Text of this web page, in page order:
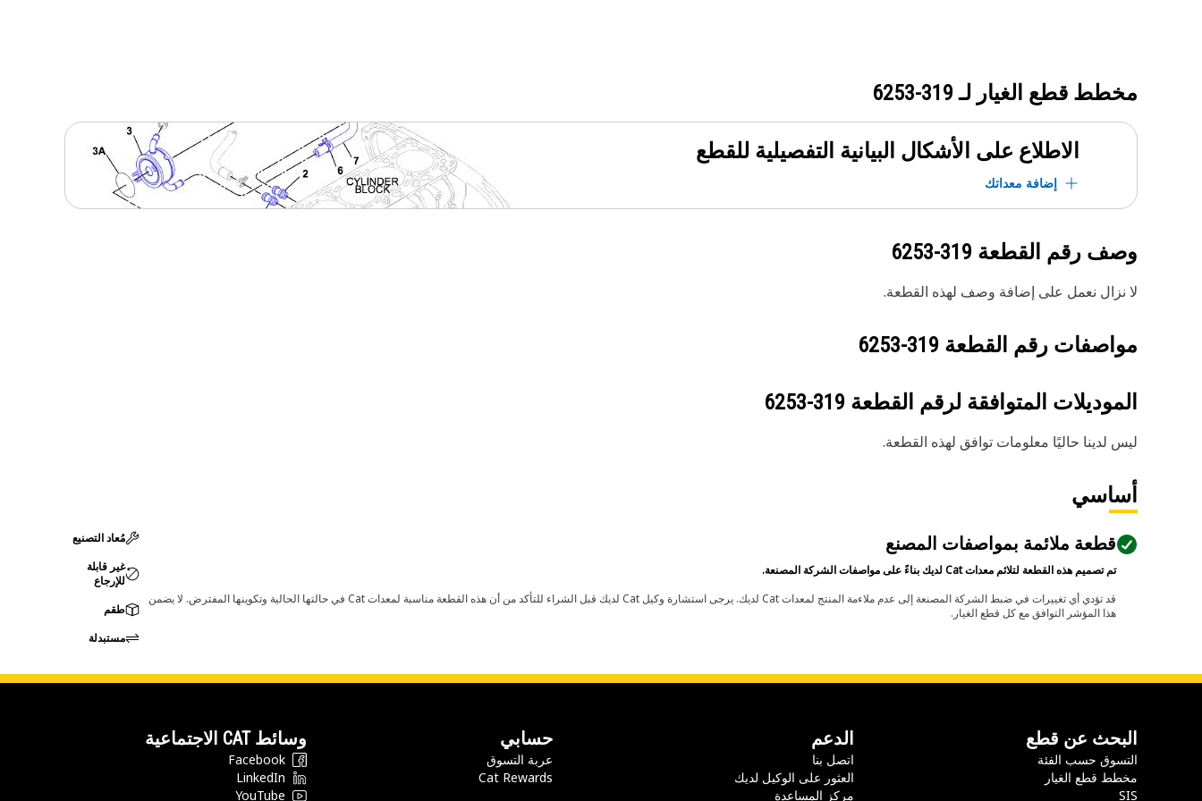
مخطط قطع الغيار لـ 319-6253
الاطلاع على الأشكال البيانية التفصيلية للقطع
إضافة معداتك
وصف رقم القطعة 319-6253
لا نزال نعمل على إضافة وصف لهذه القطعة.
مواصفات رقم القطعة 319-6253
الموديلات المتوافقة لرقم القطعة 319-6253
ليس لدينا حاليًا معلومات توافق لهذه القطعة.
أساسي
قطعة ملائمة بمواصفات المصنع
تم تصميم هذه القطعة لتلائم معدات Cat لديك بناءً على مواصفات الشركة المصنعة.
قد تؤدي أي تغييرات في ضبط الشركة المصنعة إلى عدم ملاءمة المنتج لمعدات Cat لديك. يرجى استشارة وكيل Cat لديك قبل الشراء للتأكد من أن هذه القطعة مناسبة لمعدات Cat في حالتها الحالية وتكوينها المفترض. لا يضمن
هذا المؤشر التوافق مع كل قطع الغيار.
مُعاد التصنيع
غير قابلة
للإرجاع
طقم
مستبدلة
البحث عن قطع
التسوق حسب الفئة
مخطط قطع الغيار
SIS
الدعم
اتصل بنا
العثور على الوكيل لديك
مركز المساعدة
حسابي
عربة التسوق
Cat Rewards
وسائط CAT الاجتماعية
Facebook
LinkedIn
YouTube